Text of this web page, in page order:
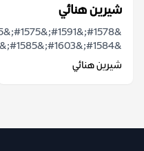
شيرين هنائي
&#1584;&#1603;&#1585;&#1610;&#1575;&#...
شيرين هنائي